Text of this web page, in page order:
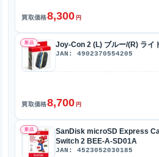
買取価格8,300 円
新品 Joy-Con 2 (L) ブルー/(R) ラ
JAN: 4902370554205
買取価格8,700 円
新品
SanDisk microSD Express
Switch 2 BEE-A-SD01A
JAN: 4523052030185